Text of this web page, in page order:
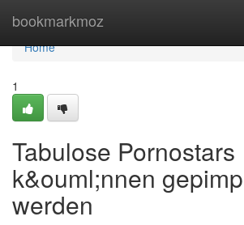
bookmarkmoz
Home
Home
1
Tabulose Pornostars
k&ouml;nnen
werden